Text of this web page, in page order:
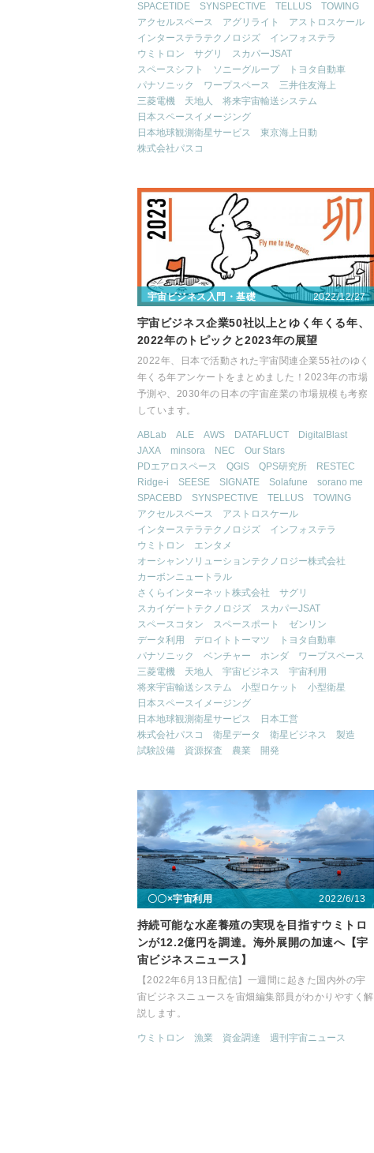
SPACETIDE
SYNSPECTIVE TELLUS
TOWING
アクセルスペース
アグリライト
アストロスケール
インターステラテクノロジズ
インフォステラ
ウミトロン
サグリ
スカパーJSAT
スペースシフト
ソニーグループ
トヨタ自動車
パナソニック
ワープスペース
三井住友海上
三菱電機
天地人
将来宇宙輸送システム
日本スペースイメージング
日本地球観測衛星サービス
東京海上日動
株式会社パスコ
宇宙ビジネス入門・基礎 2022/12/27
宇宙ビジネス企業50社以上とゆく年くる年、
2022年のトピックと2023年の展望
2022年、日本で活動された宇宙関連企業55社のゆく
年くる年アンケートをまとめました！2023年の市場
予測や、2030年の日本の宇宙産業の市場規模も考察
しています。
ABLab ALE AWS DATAFLUCT
DigitalBlast
JAXA
minsora NEC
Our Stars
PDエアロスペース
QGIS QPS研究所
RESTEC
Ridge-i
SEESE SIGNATE Solafune
sorano me
SPACEBD
SYNSPECTIVE TELLUS
TOWING
アクセルスペース
アストロスケール
インターステラテクノロジズ
インフォステラ
ウミトロン
エンタメ
オーシャンソリューションテクノロジー株式会社
カーボンニュートラル
さくらインターネット株式会社
サグリ
スカイゲートテクノロジズ
スカパーJSAT
スペースコタン
スペースポート
ゼンリン
データ利用
デロイトトーマツ
トヨタ自動車
パナソニック
ベンチャー ホンダ
ワープスペース
三菱電機
天地人 宇宙ビジネス
宇宙利用
将来宇宙輸送システム
小型ロケット
小型衛星
日本スペースイメージング
日本地球観測衛星サービス
日本工営
株式会社パスコ
衛星データ 衛星ビジネス
製造
試験設備
資源探査 農業 開発
〇〇×宇宙利用 2022/6/13
持続可能な水産養殖の実現を目指すウミトロ
ンが12.2億円を調達。海外展開の加速へ【宇
宙ビジネスニュース】
【2022年6月13日配信】一週間に起きた国内外の宇
宙ビジネスニュースを宙畑編集部員がわかりやすく解
説します。
ウミトロン 漁業 資金調達 週刊宇宙ニュース